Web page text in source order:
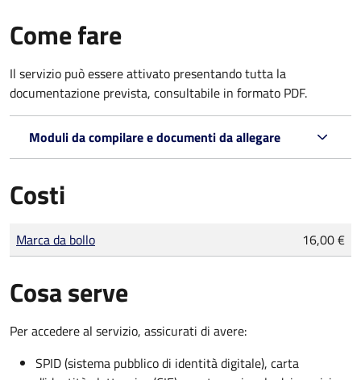
Come fare
Il servizio può essere attivato presentando tutta la
documentazione prevista, consultabile in formato PDF.
Moduli da compilare e documenti da allegare
Costi
Tipo di pagamento
Importo
Marca da bollo 16,00 €
Cosa serve
Per accedere al servizio, assicurati di avere:
SPID (sistema pubblico di identità digitale), carta